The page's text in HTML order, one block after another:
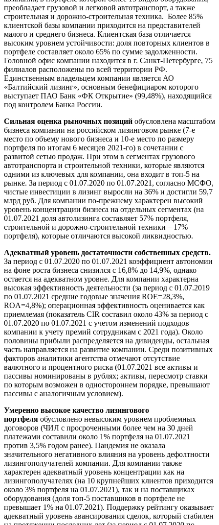
преобладает грузовой и легковой автотранспорт, а также
строительная и дорожно-строительная техника. Более 85%
клиентской базы компании приходится на представителей
малого и среднего бизнеса. Клиентская база отличается
высоким уровнем устойчивости: доля повторных клиентов в
портфеле составляет около 65% по сумме задолженности.
Головной офис компании находится в г. Санкт-Петербурге, 75
филиалов расположены по всей территории РФ.
Единственным владельцем компании является АО
«Балтийский лизинг», основным бенефициаром которого
выступает ПАО Банк «ФК Открытие» (99,48%), находящийся
под контролем Банка России.
Сильная оценка рыночных позиций обусловлена масштабом
бизнеса компании на российском лизинговом рынке (7-е
место по объему нового бизнеса и 10-е место по размеру
портфеля по итогам 6 месяцев 2021-го) в сочетании с
развитой сетью продаж. При этом в сегментах грузового
автотранспорта и строительной техники, которые являются
одними из ключевых для компании, она входит в топ-5 на
рынке. За период с 01.07.2020 по 01.07.2021, согласно МСФО,
чистые инвестиции в лизинг выросли на 36% и достигли 59,7
млрд руб. Для компании по-прежнему характерен высокий
уровень концентрации бизнеса на отдельных сегментах (на
01.07.2021 доля автолизинга составляет 57% портфеля,
строительной и дорожно-строительной техники – 17%
портфеля), которые отличаются высокой ликвидностью.
Адекватный уровень достаточности собственных средств.
За период с 01.07.2020 по 01.07.2021 коэффициент автономии
на фоне роста бизнеса снизился с 16,8% до 14,9%, однако
остается на адекватном уровне. Для компании характерна
высокая эффективность деятельности (за период с 01.07.2019
по 01.07.2021 средние годовые значения ROE=28,3%,
ROA=4,8%); операционная эффективность оценивается как
приемлемая (показатель CIR составил около 43% за период с
01.07.2020 по 01.07.2021 с учетом изменений подходов
компании к учету премий сотрудникам с 2021 года). Около
половины прибыли распределяется на дивиденды, остальная
часть направляется на развитие компании. Среди позитивных
факторов аналитики агентства отмечают отсутствие
валютного и процентного риска (01.07.2021 все активы и
пассивы номинированы в рублях; активы, пересмотр ставки
по которым возможен в одностороннем порядке, превышают
пассивы с аналогичным условием).
Умеренно высокое качество лизингового
портфеля обусловлено невысоким уровнем проблемных
договоров (ЧИЛ с просроченными более чем на 30 дней
платежами составили около 1% портфеля на 01.07.2021
против 3,5% годом ранее). Пандемия не оказала
значительного негативного влияния на уровень дефолтности
лизингополучателей компании. Для компании также
характерен адекватный уровень концентрации как на
лизингополучателях (на 10 крупнейших клиентов приходится
около 3% портфеля на 01.07.2021), так и на поставщиках
оборудования (доля топ-5 поставщиков в портфеле не
превышает 1% на 01.07.2021). Поддержку рейтингу оказывает
адекватный уровень авансирования сделок, который стабилен